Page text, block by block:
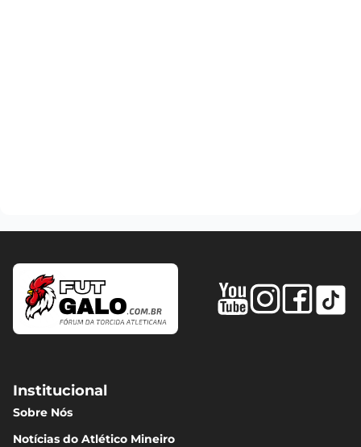
Institucional
Sobre Nós
Notícias do Atlético Mineiro